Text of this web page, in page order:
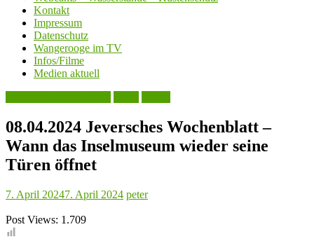
Kontakt
Impressum
Datenschutz
Wangerooge im TV
Infos/Filme
Medien aktuell
08.04.2024 Jeversches Wochenblatt –
Wann das Inselmuseum wieder seine
Türen öffnet
7. April 20247. April 2024 peter
Post Views: 1.709